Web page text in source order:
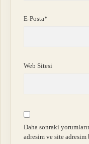
E-Posta*
Web Sitesi
Daha sonraki
adresim ve site adresim